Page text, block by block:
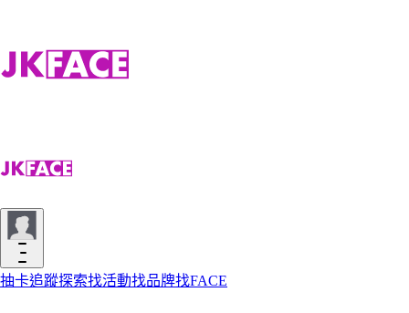
抽卡追蹤探索找活動找品牌找FACE